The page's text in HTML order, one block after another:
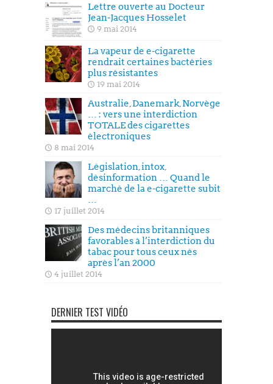
Lettre ouverte au Docteur
Jean-Jacques Hosselet
9 mai 2014
La vapeur de e-cigarette
rendrait certaines bactéries
plus résistantes
19 mai 2014
Australie, Danemark, Norvège
… : vers une interdiction
TOTALE des cigarettes
électroniques
8 mai 2014
Législation, intox,
désinformation … Quand le
marché de la e-cigarette subit
…
17 juillet 2014
Des médecins britanniques
favorables à l’interdiction du
tabac pour tous ceux nés
après l’an 2000
4 juillet 2014
DERNIER TEST VIDÉO